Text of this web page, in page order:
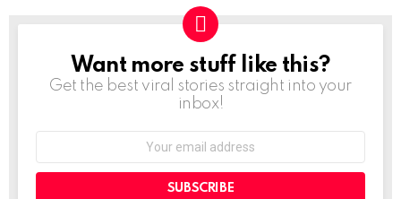
NEWSLETTER
Want more stuff like this?
Get the best viral stories straight into your
inbox!